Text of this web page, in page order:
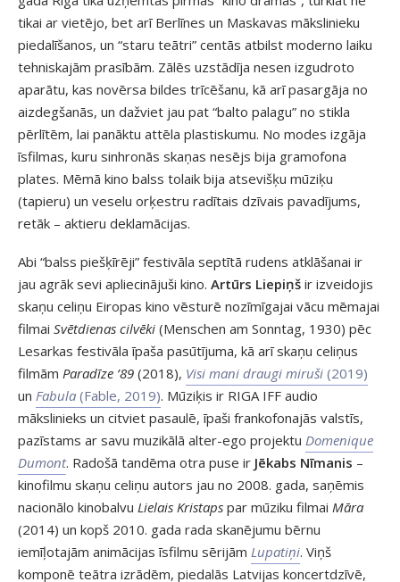
tikai ar vietējo, bet arī Berlīnes un Maskavas mākslinieku
piedalīšanos, un “staru teātri” centās atbilst moderno laiku
tehniskajām prasībām. Zālēs uzstādīja nesen izgudroto
aparātu, kas novērsa bildes trīcēšanu, kā arī pasargāja no
aizdegšanās, un dažviet jau pat “balto palagu” no stikla
pērlītēm, lai panāktu attēla plastiskumu. No modes izgāja
īsfilmas, kuru sinhronās skaņas nesējs bija gramofona
plates. Mēmā kino balss tolaik bija atsevišķu mūziķu
(tapieru) un veselu orķestru radītais dzīvais pavadījums,
retāk – aktieru deklamācijas.
Abi “balss piešķīrēji” festivāla septītā rudens atklāšanai ir
jau agrāk sevi apliecinājuši kino. Artūrs Liepiņš ir izveidojis
skaņu celiņu Eiropas kino vēsturē nozīmīgajai vācu mēmajai
filmai Svētdienas cilvēki (Menschen am Sonntag, 1930) pēc
Lesarkas festivāla īpaša pasūtījuma, kā arī skaņu celiņus
filmām Paradīze ’89 (2018), Visi mani draugi miruši (2019)
un Fabula (Fable, 2019). Mūziķis ir RIGA IFF audio
mākslinieks un citviet pasaulē, īpaši frankofonajās valstīs,
pazīstams ar savu muzikālā alter-ego projektu Domenique
Dumont. Radošā tandēma otra puse ir Jēkabs Nīmanis –
kinofilmu skaņu celiņu autors jau no 2008. gada, saņēmis
nacionālo kinobalvu Lielais Kristaps par mūziku filmai Māra
(2014) un kopš 2010. gada rada skanējumu bērnu
iemīļotajām animācijas īsfilmu sērijām Lupatiņi. Viņš
komponē teātra izrādēm, piedalās Latvijas koncertdzīvē,